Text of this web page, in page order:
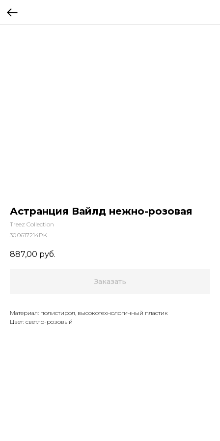
Астранция Вайлд нежно-розовая
Treez Collection
30.0617214PK
887,00 руб.
Заказать
Материал: полистирол, высокотехнологичный пластик
Цвет: светло-розовый